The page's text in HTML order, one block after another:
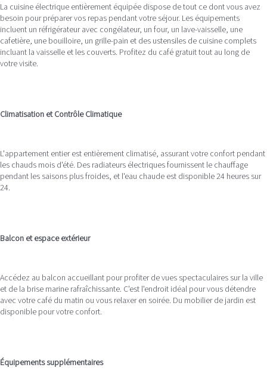
La cuisine électrique entièrement équipée dispose de tout ce dont vous avez
besoin pour préparer vos repas pendant votre séjour. Les équipements
incluent un réfrigérateur avec congélateur, un four, un lave-vaisselle, une
cafetière, une bouilloire, un grille-pain et des ustensiles de cuisine complets
incluant la vaisselle et les couverts. Profitez du café gratuit tout au long de
votre visite.
Climatisation et Contrôle Climatique
L'appartement entier est entièrement climatisé, assurant votre confort pendant
les chauds mois d'été. Des radiateurs électriques fournissent le chauffage
pendant les saisons plus froides, et l'eau chaude est disponible 24 heures sur
24.
Balcon et espace extérieur
Accédez au balcon accueillant pour profiter de vues spectaculaires sur la ville
et de la brise marine rafraîchissante. C'est l'endroit idéal pour vous détendre
avec votre café du matin ou vous relaxer en soirée. Du mobilier de jardin est
disponible pour votre confort.
Équipements supplémentaires